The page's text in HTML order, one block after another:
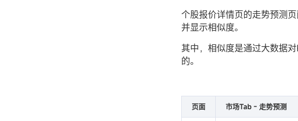
个股报价详情页的走势预测
并显示相似度。
其中，相似度是通过大数据
的。
页面 市场Tab - 走势预测